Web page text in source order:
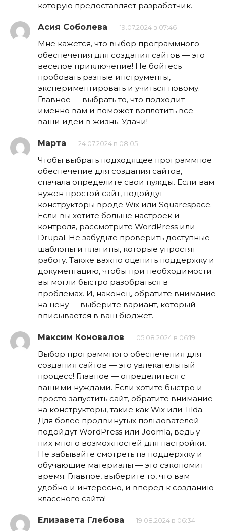
которую предоставляет разработчик.
Асия Соболева 19.07.2024 в 07:46
Мне кажется, что выбор программного
обеспечения для создания сайтов — это
веселое приключение! Не бойтесь
пробовать разные инструменты,
экспериментировать и учиться новому.
Главное — выбрать то, что подходит
именно вам и поможет воплотить все
ваши идеи в жизнь. Удачи!
Марта 24.07.2024 в 08:05
Чтобы выбрать подходящее программное
обеспечение для создания сайтов,
сначала определите свои нужды. Если вам
нужен простой сайт, подойдут
конструкторы вроде Wix или Squarespace.
Если вы хотите больше настроек и
контроля, рассмотрите WordPress или
Drupal. Не забудьте проверить доступные
шаблоны и плагины, которые упростят
работу. Также важно оценить поддержку и
документацию, чтобы при необходимости
вы могли быстро разобраться в
проблемах. И, наконец, обратите внимание
на цену — выберите вариант, который
вписывается в ваш бюджет.
Максим Коновалов 05.08.2024 в 06:19
Выбор программного обеспечения для
создания сайтов — это увлекательный
процесс! Главное — определиться с
вашими нуждами. Если хотите быстро и
просто запустить сайт, обратите внимание
на конструкторы, такие как Wix или Tilda.
Для более продвинутых пользователей
подойдут WordPress или Joomla, ведь у
них много возможностей для настройки.
Не забывайте смотреть на поддержку и
обучающие материалы — это сэкономит
время. Главное, выберите то, что вам
удобно и интересно, и вперед к созданию
классного сайта!
Елизавета Глебова 19.08.2024 в 06:34